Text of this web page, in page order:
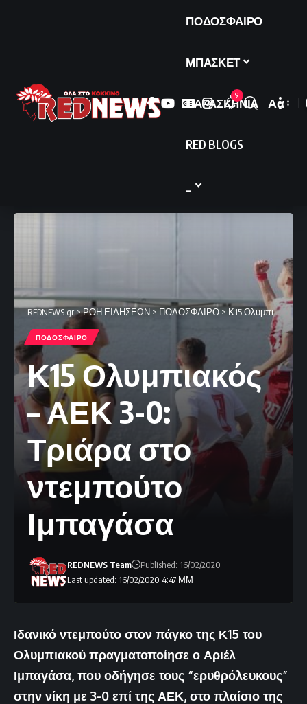
ΠΟΔΟΣΦΑΙΡΟ
ΜΠΑΣΚΕΤ
ΠΑΡΑΣΚΗΝΙΑ
RED BLOGS
9
Font
Αα
REDNEWS.gr >ΡΟΗ ΕΙΔΗΣΕΩΝ > ΠΟΔΟΣΦΑΙΡΟ > Κ15 Ολυμπιακός – ΑΕΚ 3-0: Τριάρα στο ντεμπούτο Ιμπαγάσα
ΠΟΔΟΣΦΑΙΡΟ
Κ15 Ολυμπιακός
– ΑΕΚ 3-0:
Τριάρα στο
ντεμπούτο
Ιμπαγάσα
Last updated: 16/02/2020 4:47 ΜΜ
REDNEWS Team Published: 16/02/2020
Ιδανικό ντεμπούτο στον πάγκο της Κ15 του
Ολυμπιακού πραγματοποίησε ο Αριέλ
Ιμπαγάσα, που οδήγησε τους “ερυθρόλευκους”
στην νίκη με 3-0 επί της ΑΕΚ, στο πλαίσιο της